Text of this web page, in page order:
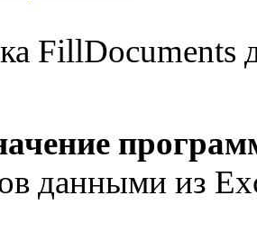
FillDocuments
данными из